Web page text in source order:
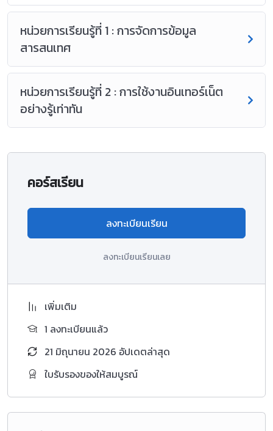
หน่วยการเรียนรู้ที่ 1 : การจัดการข้อมูล
สารสนเทศ
หน่วยการเรียนรู้ที่ 2 : การใช้งานอินเทอร์เน็ต
อย่างรู้เท่าทัน
คอร์สเรียน
ลงทะเบียนเรียน
ลงทะเบียนเรียนเลย
เพิ่มเติม
1 ลงทะเบียนแล้ว
21 มิถุนายน 2026 อัปเดตล่าสุด
ใบรับรองของให้สมบูรณ์